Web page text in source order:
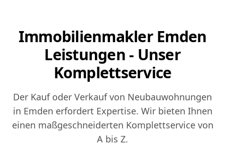
Immobilienmakler Emden
Leistungen - Unser
Komplettservice
Der Kauf oder Verkauf von Neubauwohnungen
in Emden erfordert Expertise. Wir bieten Ihnen
einen maßgeschneiderten Komplettservice von
A bis Z.